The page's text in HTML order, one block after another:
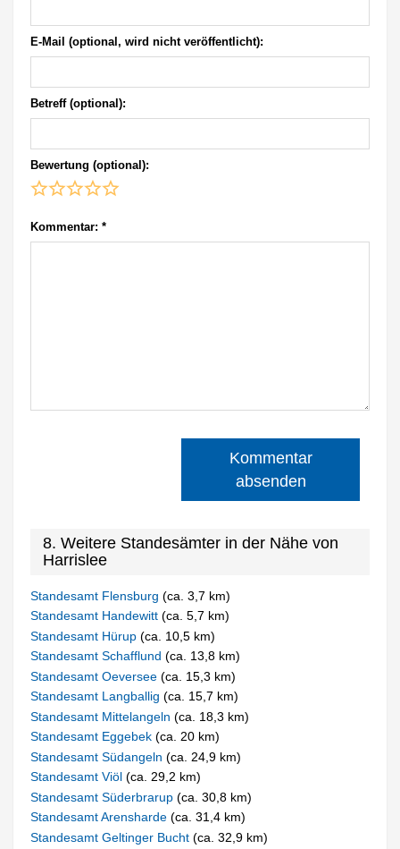
E-Mail (optional, wird nicht veröffentlicht):
Betreff (optional):
Bewertung (optional):
Kommentar: *
Kommentar
absenden
8. Weitere Standesämter in der Nähe von
Harrislee
Standesamt Flensburg(ca. 3,7 km)
Standesamt Handewitt(ca. 5,7 km)
Standesamt Hürup(ca. 10,5 km)
Standesamt Schafflund(ca. 13,8 km)
Standesamt Oeversee(ca. 15,3 km)
Standesamt Langballig(ca. 15,7 km)
Standesamt Mittelangeln(ca. 18,3 km)
Standesamt Eggebek(ca. 20 km)
Standesamt Südangeln(ca. 24,9 km)
Standesamt Viöl(ca. 29,2 km)
Standesamt Süderbrarup(ca. 30,8 km)
Standesamt Arensharde(ca. 31,4 km)
Standesamt Geltinger Bucht(ca. 32,9 km)